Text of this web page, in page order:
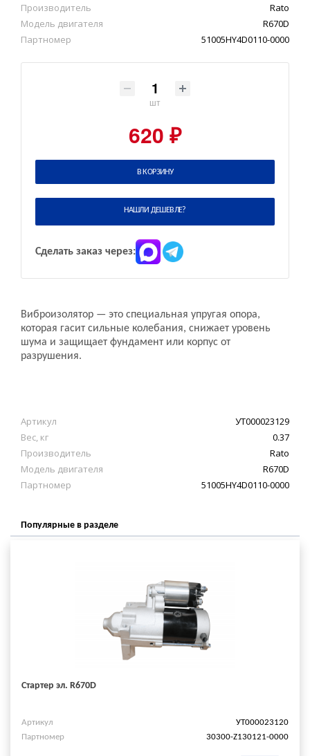
Производитель
Rato
Модель двигателя
R670D
Партномер
51005HY4D0110-0000
шт
620 ₽
В КОРЗИНУ
НАШЛИ ДЕШЕВЛЕ?
Сделать заказ через:
Виброизолятор — это специальная упругая опора,
которая гасит сильные колебания, снижает уровень
шума и защищает фундамент или корпус от
разрушения.
Артикул
УТ000023129
Вес, кг
0.37
Производитель
Rato
Модель двигателя
R670D
Партномер
51005HY4D0110-0000
Популярные в разделе
Стартер эл. R670D
Артикул
УТ000023120
Партномер
30300-Z130121-0000